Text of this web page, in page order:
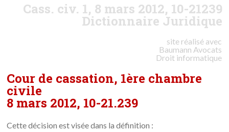
Cass. civ. 1, 8 mars 2012, 10-21239
Dictionnaire Juridique
site réalisé avec
Baumann Avocats
Droit informatique
Cour de cassation, 1ère chambre
civile
8 mars 2012, 10-21.239
Cette décision est visée dans la définition :